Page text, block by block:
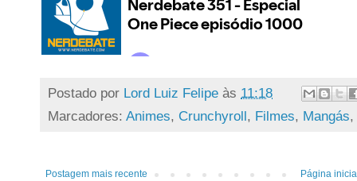
Postado por Lord Luiz Felipe às 11:18
Marcadores: Animes, Crunchyroll, Filmes, Mangás,
Postagem mais recente Página